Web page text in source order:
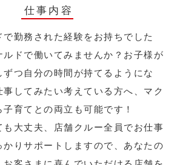
仕事内容
で勤務された経験をお持ちでした
ルドで働いてみませんか？お子様が
ずつ自分の時間が持てるようにな
事してみたい考えている方へ、マク
子育てとの両立も可能です！
も大丈夫、店舗クルー全員でお仕事
かりサポートしますので、あなたの